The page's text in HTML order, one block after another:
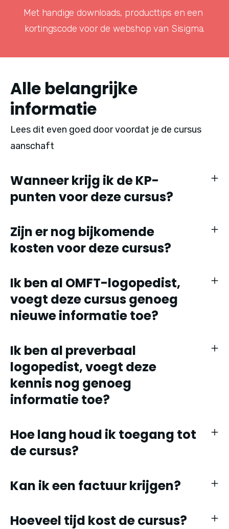
Met handige downloads, producttips en een
kortingscode voor de webshop van Sisigma.
Alle belangrijke
informatie
Lees dit even goed door voordat je de cursus
aanschaft
Wanneer krijg ik de KP-
punten voor deze cursus?
Zijn er nog bijkomende
kosten voor deze cursus?
Ik ben al OMFT-logopedist,
voegt deze cursus genoeg
nieuwe informatie toe?
Ik ben al preverbaal
logopedist, voegt deze
kennis nog genoeg
informatie toe?
Hoe lang houd ik toegang tot
de cursus?
Kan ik een factuur krijgen?
Hoeveel tijd kost de cursus?